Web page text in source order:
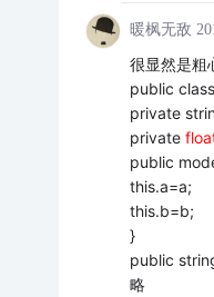
暖枫无敌
很显然是粗
public
private
private
public
this.a=a;
this.b=b;
}
public
略